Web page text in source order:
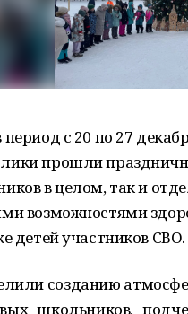
с 20 по 27
прошли
в целом, так и
возможностями
детей участников СВО.
созданию
школьников,